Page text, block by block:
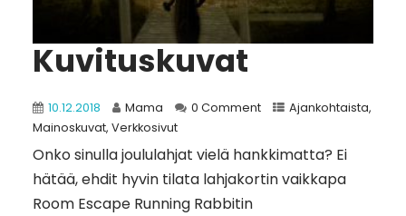
Kuvituskuvat
10.12.2018 Mama 0 Comment Ajankohtaista,
Mainoskuvat, Verkkosivut
Onko sinulla joululahjat vielä hankkimatta? Ei
hätää, ehdit hyvin tilata lahjakortin vaikkapa
Room Escape Running Rabbitin